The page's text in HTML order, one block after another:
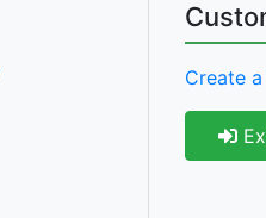
Create